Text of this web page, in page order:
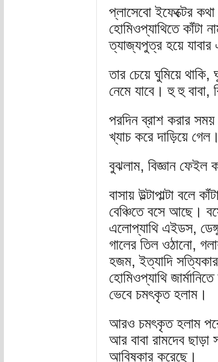
প্লাসেবো ইফেক্টের
হোমিওপ্যাথিতে কাঁটা
ত্যাজ্যপুত্র হয়ে
তার চেয়ে ঘুমিয়ে থাকি,
নেমে যাবে। হু হু বাবা,
পরদিন ব্রাশ করার
খ্যাচ করে দাড়িয়ে
বুঝলাম, বিজ্ঞান ফেইল
বাসায় উল্টাপাল্টা
বেঞ্চিতে বসে আছে।
এলোপ্যাথি এইডস,
গালের তিল ওঠানো,
হজম, ইত্যাদি
হোমিওপ্যাথি
ভেবে চমৎকৃত হলাম।
আরও চমৎকৃত হলাম
আর বাবা রামদেব
আবিষ্কার করেছে।